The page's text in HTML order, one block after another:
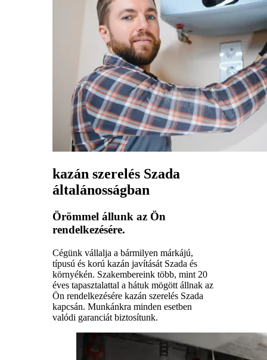
kazán szerelés Szada
általánosságban
Örömmel állunk az Ön
rendelkezésére.
Cégünk vállalja a bármilyen márkájú,
típusú és korú kazán javítását Szada és
környékén. Szakembereink több, mint 20
éves tapasztalattal a hátuk mögött állnak az
Ön rendelkezésére kazán szerelés Szada
kapcsán. Munkánkra minden esetben
valódi garanciát biztosítunk.